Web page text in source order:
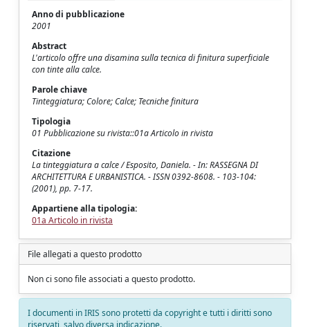
Anno di pubblicazione
2001
Abstract
L'articolo offre una disamina sulla tecnica di finitura superficiale
con tinte alla calce.
Parole chiave
Tinteggiatura; Colore; Calce; Tecniche finitura
Tipologia
01 Pubblicazione su rivista::01a Articolo in rivista
Citazione
La tinteggiatura a calce / Esposito, Daniela. - In: RASSEGNA DI
ARCHITETTURA E URBANISTICA. - ISSN 0392-8608. - 103-104:
(2001), pp. 7-17.
Appartiene alla tipologia:
01a Articolo in rivista
File allegati a questo prodotto
Non ci sono file associati a questo prodotto.
I documenti in IRIS sono protetti da copyright e tutti i diritti sono
riservati, salvo diversa indicazione.